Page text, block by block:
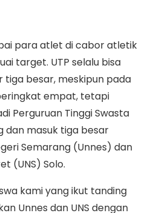
para atlet di cabor atletik
target. UTP selalu bisa
besar, meskipun pada
empat, tetapi
Perguruan Tinggi Swasta
dan masuk tiga besar
Semarang (Unnes) dan
(UNS) Solo.
kami yang ikut tanding
Unnes dan UNS dengan